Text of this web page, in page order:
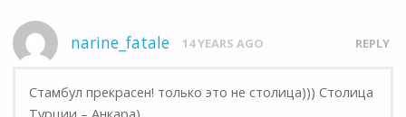
narine_fatale 14 YEARS AGO REPLY
Стамбул прекрасен! только это не столица))) Столица